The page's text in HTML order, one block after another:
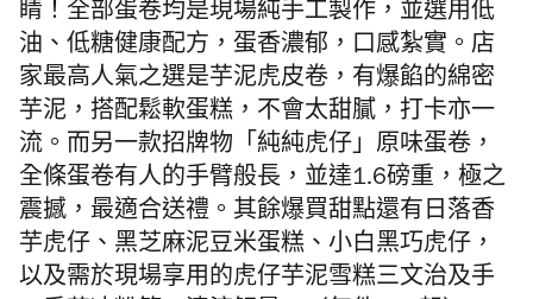
睛！全部蛋卷均是現場純手工製作，並選用低
油、低糖健康配方，蛋香濃郁，口感紮實。店
家最高人氣之選是芋泥虎皮卷，有爆餡的綿密
芋泥，搭配鬆軟蛋糕，不會太甜膩，打卡亦一
流。而另一款招牌物「純純虎仔」原味蛋卷，
全條蛋卷有人的手臂般長，並達1.6磅重，極之
震撼，最適合送禮。其餘爆買甜點還有日落香
芋虎仔、黑芝麻泥豆米蛋糕、小白黑巧虎仔，
以及需於現場享用的虎仔芋泥雪糕三文治及手